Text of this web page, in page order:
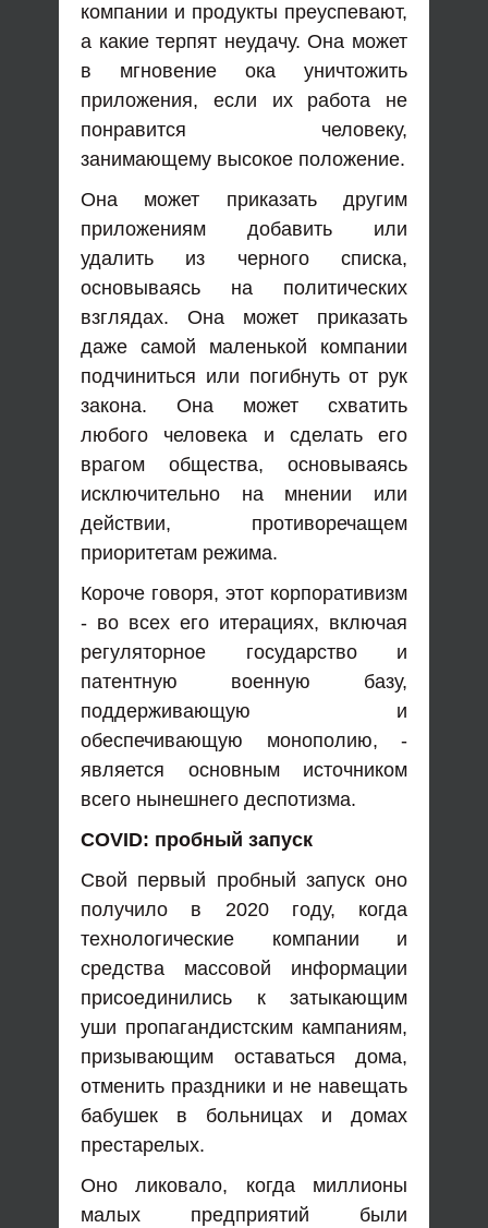
компании и продукты преуспевают,
а какие терпят неудачу. Она может
в мгновение ока уничтожить
приложения, если их работа не
понравится человеку,
занимающему высокое положение.
Она может приказать другим
приложениям добавить или
удалить из черного списка,
основываясь на политических
взглядах. Она может приказать
даже самой маленькой компании
подчиниться или погибнуть от рук
закона. Она может схватить
любого человека и сделать его
врагом общества, основываясь
исключительно на мнении или
действии, противоречащем
приоритетам режима.
Короче говоря, этот корпоративизм
- во всех его итерациях, включая
регуляторное государство и
патентную военную базу,
поддерживающую и
обеспечивающую монополию, -
является основным источником
всего нынешнего деспотизма.
COVID: пробный запуск
Свой первый пробный запуск оно
получило в 2020 году, когда
технологические компании и
средства массовой информации
присоединились к затыкающим
уши пропагандистским кампаниям,
призывающим оставаться дома,
отменить праздники и не навещать
бабушек в больницах и домах
престарелых.
Оно ликовало, когда миллионы
малых предприятий были